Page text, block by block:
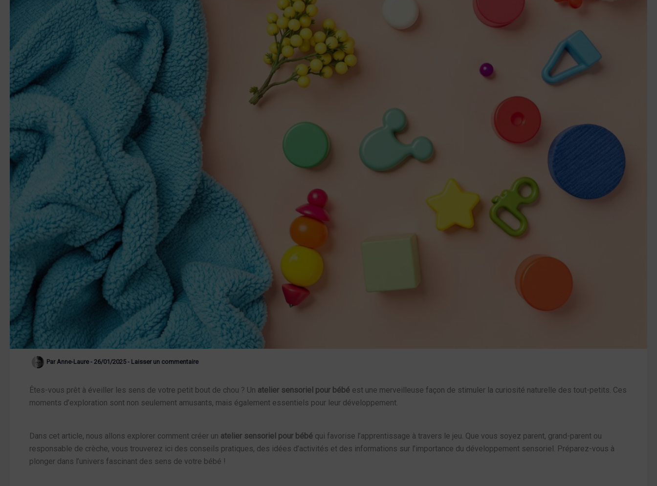
Par Anne-Laure- 26/01/2025- Laisser un commentaire
Êtes-vous prêt à éveiller les sens de votre petit bout de chou ? Un atelier sensoriel pour bébé est une merveilleuse façon de stimuler la curiosité naturelle des tout-petits. Ces
moments d’exploration sont non seulement amusants, mais également essentiels pour leur développement.
Dans cet article, nous allons explorer comment créer un atelier sensoriel pour bébé qui favorise l’apprentissage à travers le jeu. Que vous soyez parent, grand-parent ou
responsable de crèche, vous trouverez ici des conseils pratiques, des idées d’activités et des informations sur l’importance du développement sensoriel. Préparez-vous à
plonger dans l’univers fascinant des sens de votre bébé !